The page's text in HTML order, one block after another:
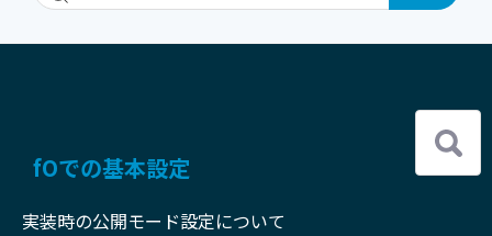
fOでの基本設定
実装時の公開モード設定について